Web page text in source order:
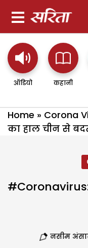
ऑडियो कहानी
Home » Corona
का हाल चीन से
नसीम